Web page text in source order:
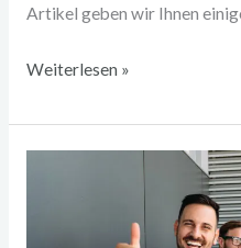
Artikel geben wir Ihnen
Weiterlesen »